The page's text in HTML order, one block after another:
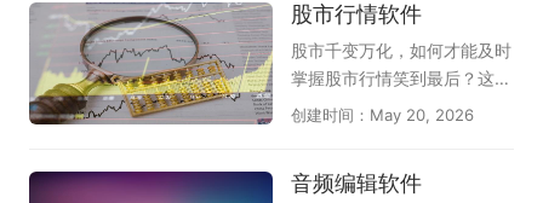
翻译软件，提升效率。
甄选靠谱的电脑重装系统工
具。
的形势也在不断波动，随时掌
握当前动向就非常重要了，但
对于种类繁多的股票证券软件
该如何选择呢？天极下载股票
供股票证券软件下载大全、股
股市行情软件
股市千变万化，如何才能及时
掌握股市行情笑到最后？这时
候你需要一款非常好用的股票
市行情软件专题提供的股市行
创建时间：May 20, 2026
音频编辑软件